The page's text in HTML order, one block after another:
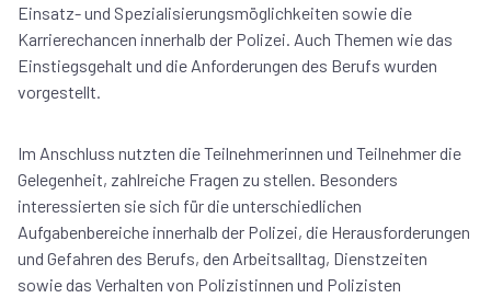
Einsatz- und Spezialisierungsmöglichkeiten sowie die
Karrierechancen innerhalb der Polizei. Auch Themen wie das
Einstiegsgehalt und die Anforderungen des Berufs wurden
vorgestellt.
Im Anschluss nutzten die Teilnehmerinnen und Teilnehmer die
Gelegenheit, zahlreiche Fragen zu stellen. Besonders
interessierten sie sich für die unterschiedlichen
Aufgabenbereiche innerhalb der Polizei, die Herausforderungen
und Gefahren des Berufs, den Arbeitsalltag, Dienstzeiten
sowie das Verhalten von Polizistinnen und Polizisten